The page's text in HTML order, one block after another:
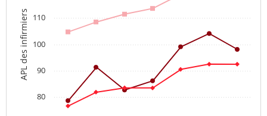
APL des infirmiers
80
90
100
110